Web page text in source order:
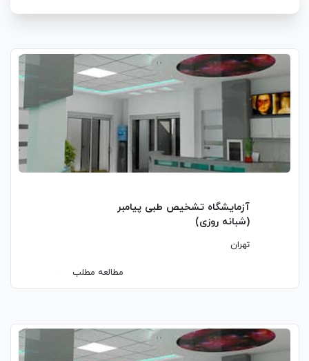
آزمایشگاه تشخیص طبی پیامبر
(شبانه روزی)
تهران
مطالعه مطلب